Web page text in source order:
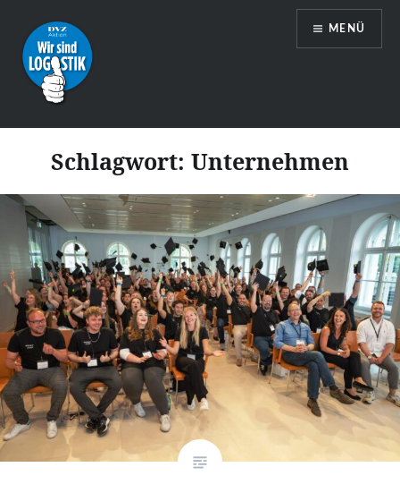
Inhalt
springen
Wir sind Logistik
MENÜ
Schlagwort: Unternehmen